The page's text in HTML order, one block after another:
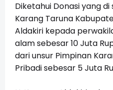
Diketahui Donasi yang
Karang Taruna
Aldakiri kepada
alam sebesar 10 Juta
dari unsur Pimpinan
Pribadi sebesar 5 Juta